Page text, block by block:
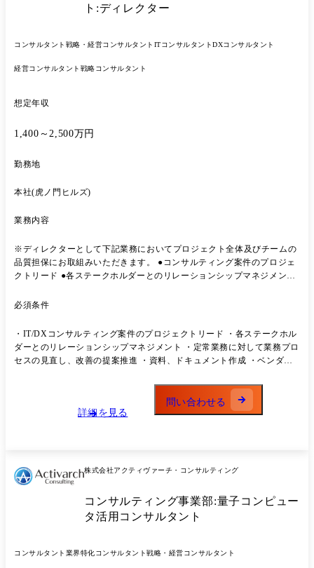
ト:ディレクター
コンサルタント 戦略・経営コンサルタント ITコンサルタントDXコンサルタント
経営コンサルタント 戦略コンサルタント
想定年収
1,400～2,500万円
勤務地
本社(虎ノ門ヒルズ)
業務内容
※ディレクターとして下記業務においてプロジェクト全体及びチームの
品質担保にお取組みいただきます。 ●コンサルティング案件のプロジェ
クトリード ●各ステークホルダーとのリレーションシップマネジメント
料、ドキュメント作成 ●ベンダー管理 ●クライアントとの折衝、進捗管
名程度のユニットメンバーのメンバー管理 その他組織の仕組み作りやカ
ルチャー醸成にもお取組みいただきたいと考えております。 【プロジェ
クト事例】 ●大手小売企業様/戦略コンサルティング ネットスーパーシ
コンサルティング 勘定系システムにおける構築・導入・移行プロジェク
ト ●大手証券企業様/ITコンサルティング サイバーセキュリティ脆弱性
対応の迅速化プロジェクト
必須条件
・IT/DXコンサルティング案件のプロジェクトリード ・各ステークホル
ダーとのリレーションシップマネジメント ・定常業務に対して業務プロ
セスの見直し、改善の提案推進 ・資料、ドキュメント作成 ・ベンダー
理、ドキュメントレビュー等の業務
詳細を見る
問い合わせる
株式会社アクティヴァーチ・コンサルティング
コンサルティング事業部:量子コンピュー
タ活用コンサルタント
コンサルタント 業界特化コンサルタント戦略・経営コンサルタント